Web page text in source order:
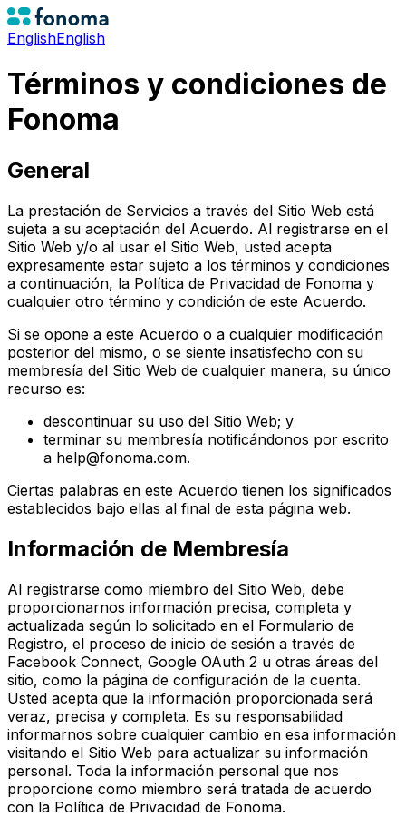
EnglishEnglish
Términos y condiciones de
Fonoma
General
La prestación de Servicios a través del Sitio Web está
sujeta a su aceptación del Acuerdo. Al registrarse en el
Sitio Web y/o al usar el Sitio Web, usted acepta
expresamente estar sujeto a los términos y condiciones
a continuación, la Política de Privacidad de Fonoma y
cualquier otro término y condición de este Acuerdo.
Si se opone a este Acuerdo o a cualquier modificación
posterior del mismo, o se siente insatisfecho con su
membresía del Sitio Web de cualquier manera, su único
recurso es:
descontinuar su uso del Sitio Web; y
terminar su membresía notificándonos por escrito
a help@fonoma.com.
Ciertas palabras en este Acuerdo tienen los significados
establecidos bajo ellas al final de esta página web.
Información de Membresía
Al registrarse como miembro del Sitio Web, debe
proporcionarnos información precisa, completa y
actualizada según lo solicitado en el Formulario de
Registro, el proceso de inicio de sesión a través de
Facebook Connect, Google OAuth 2 u otras áreas del
sitio, como la página de configuración de la cuenta.
Usted acepta que la información proporcionada será
veraz, precisa y completa. Es su responsabilidad
informarnos sobre cualquier cambio en esa información
visitando el Sitio Web para actualizar su información
personal. Toda la información personal que nos
proporcione como miembro será tratada de acuerdo
con la Política de Privacidad de Fonoma.